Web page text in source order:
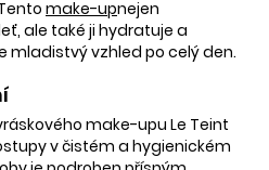
make-upnejen
ale také ji hydratuje a
mladistvý vzhled po celý den.
make-upu Le Teint
v čistém a hygienickém